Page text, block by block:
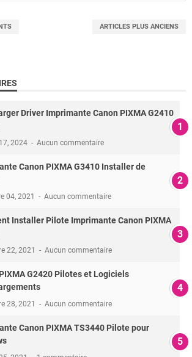
ARTICLES PLUS ANCIENS
Driver Imprimante Canon PIXMA G2410
2024 Aucun commentaire
Canon PIXMA G3410 Installer de
04, 2021 Aucun commentaire
Installer Pilote Imprimante Canon PIXMA
22, 2021 Aucun commentaire
G2420 Pilotes et Logiciels
28, 2021 Aucun commentaire
Canon PIXMA TS3440 Pilote pour